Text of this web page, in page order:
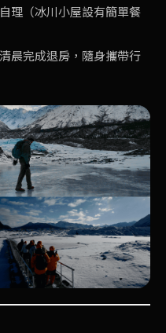
理（冰川小屋設有簡單餐
晨完成退房，隨身攜帶行